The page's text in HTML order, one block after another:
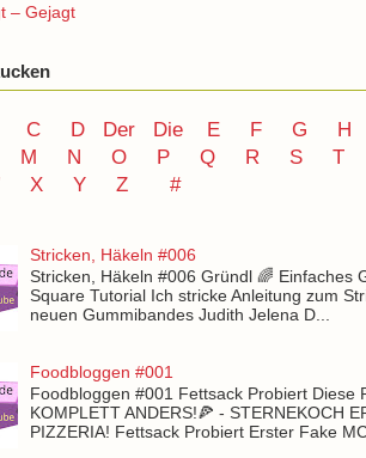
– Gejagt
C D Der Die E F G
H
M N O P Q R S
T
X Y Z #
Stricken, Häkeln #006
Stricken, Häkeln #006 Gründl 🌈 Einfaches
Square Tutorial Ich stricke Anleitung zum
neuen Gummibandes Judith Jelena D...
Foodbloggen #001
Foodbloggen #001 Fettsack Probiert Diese
KOMPLETT ANDERS!🍕 - STERNEKOCH
PIZZERIA! Fettsack Probiert Erster Fake